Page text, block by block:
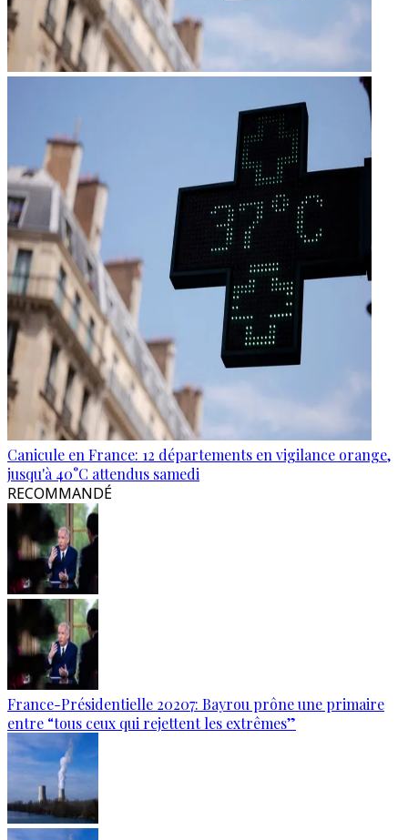
Canicule en France: 12 départements en vigilance orange,
jusqu'à 40°C attendus samedi
RECOMMANDÉ
France-Présidentielle 20207: Bayrou prône une primaire
entre “tous ceux qui rejettent les extrêmes”